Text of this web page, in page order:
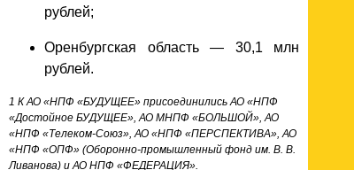
рублей;
Оренбургская область — 30,1 млн
рублей.
1 К АО «НПФ «БУДУЩЕЕ» присоединились АО «НПФ
«Достойное БУДУЩЕЕ», АО МНПФ «БОЛЬШОЙ», АО
«НПФ «Телеком-Союз», АО «НПФ «ПЕРСПЕКТИВА», АО
«НПФ «ОПФ» (Оборонно-промышленный фонд им. В. В.
Ливанова) и АО НПФ «ФЕДЕРАЦИЯ».